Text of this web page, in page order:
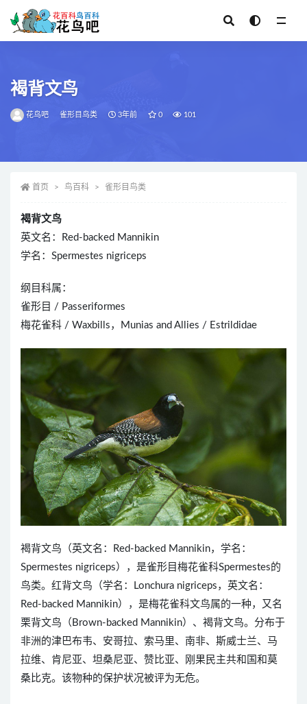
褐背文鸟
花鸟吧 雀形目鸟类 3年前 0 101
首页 鸟百科 雀形目鸟类
褐背文鸟
英文名：Red-backed Mannikin
学名：Spermestes nigriceps
纲目科属：
雀形目 / Passeriformes
梅花雀科 / Waxbills，Munias and Allies / Estrildidae
褐背文鸟（英文名：Red-backed Mannikin，学名：
Spermestes nigriceps），是雀形目梅花雀科Spermestes的
鸟类。红背文鸟（学名：Lonchura nigriceps，英文名：
Red-backed Mannikin），是梅花雀科文鸟属的一种，又名
栗背文鸟（Brown-backed Mannikin）、褐背文鸟。分布于
非洲的津巴布韦、安哥拉、索马里、南非、斯威士兰、马
拉维、肯尼亚、坦桑尼亚、赞比亚、刚果民主共和国和莫
桑比克。该物种的保护状况被评为无危。